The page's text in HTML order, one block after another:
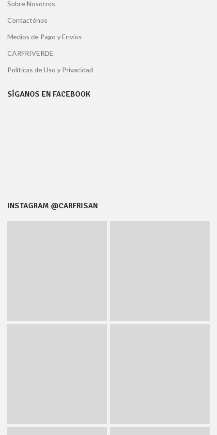
Sobre Nosotros
Contacténos
Medios de Pago y Envíos
CARFRIVERDE
Políticas de Uso y Privacidad
SÍGANOS EN FACEBOOK
INSTAGRAM @CARFRISAN